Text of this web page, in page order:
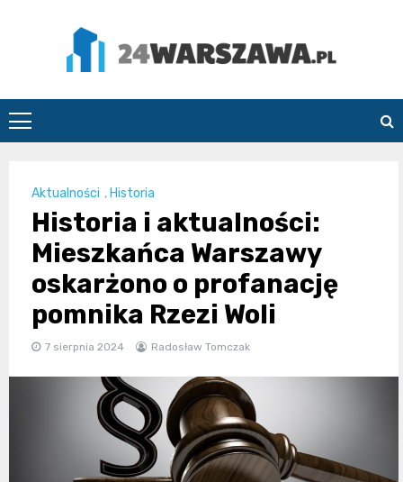
24Warszawa.pl
Aktualności , Historia
Historia i aktualności:
Mieszkańca Warszawy
oskarżono o profanację
pomnika Rzezi Woli
7 sierpnia 2024 Radosław Tomczak